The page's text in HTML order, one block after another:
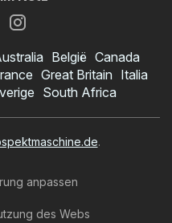
België Canada
Great Britain Italia
South Africa
.
anpassen
des Webs